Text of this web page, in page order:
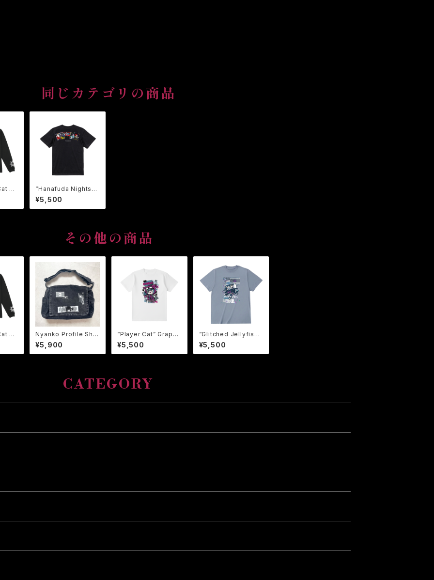
同じカテゴリの商品
Lo
ツ
“Hanafuda Nights”
Graphic Tee【-牌-】
鬼危怪會 花札 Tee
Tシャツ / Hanaf
¥5,500
その他の商品
Lo
ツ
Nyanko Profile Sho
ulder Bag 【にゃん子
プロフィール ショルダー
バッグ】 鬼危怪會 バッグ
¥5,900
“Player Cat” Graphi
c Tee 【GAMEにゃん
子Tee】鬼危怪會 Tシ
ャツ
¥5,500
“Glitched Jellyfish”
Graphic Tee 【BUGっ
てる海月Tee】 鬼危怪
會 Tシャツ
¥5,500
CATEGORY